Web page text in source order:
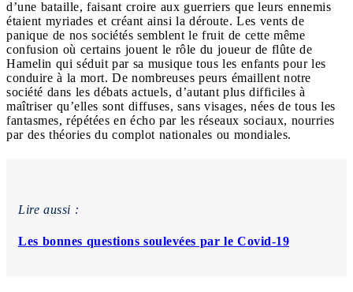
d’une bataille, faisant croire aux guerriers que leurs ennemis
étaient myriades et créant ainsi la déroute. Les vents de
panique de nos sociétés semblent le fruit de cette même
confusion où certains jouent le rôle du joueur de flûte de
Hamelin qui séduit par sa musique tous les enfants pour les
conduire à la mort. De nombreuses peurs émaillent notre
société dans les débats actuels, d’autant plus difficiles à
maîtriser qu’elles sont diffuses, sans visages, nées de tous les
fantasmes, répétées en écho par les réseaux sociaux, nourries
par des théories du complot nationales ou mondiales.
Lire aussi :
Les bonnes questions soulevées par le Covid-19